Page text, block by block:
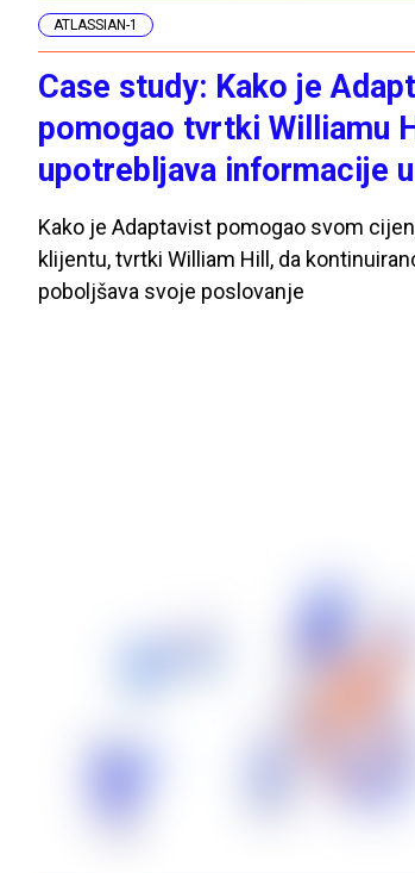
ATLASSIAN-1
Case study: Kako je
pomogao tvrtki Williamu
upotrebljava informacije u
stvarnom vremenu kako bi
stvorio kulturu
poboljšanja
Kako je Adaptavist pomogao svom
klijentu, tvrtki William Hill, da
poboljšava svoje poslovanje